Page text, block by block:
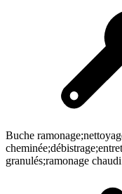
Buche
granulés;ramonage